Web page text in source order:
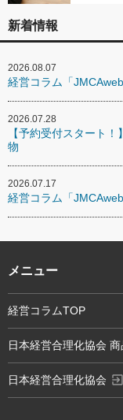
新着情報
2026.08.07
経営コラム「
2026.07.28
【予約受付スタート
物
2026.07.17
経営コラム「
メニュー
経営コラムTOP
日本経営合理化協会
日本経営合理化協会 exit_to_app